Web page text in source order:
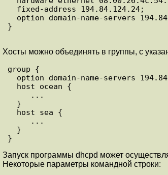
}
Хосты можно объединять в группы, с
group {
Запуск программы dhcpd может
Некоторые параметры командной строки: